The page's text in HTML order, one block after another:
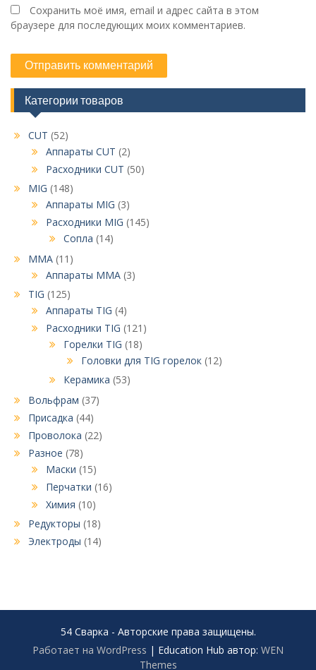
Сохранить моё имя, email и адрес сайта в этом
браузере для последующих моих комментариев.
Категории товаров
CUT (52)
Аппараты CUT (2)
Расходники CUT (50)
MIG (148)
Аппараты MIG (3)
Расходники MIG (145)
Сопла (14)
MMA (11)
Аппараты MMA (3)
TIG (125)
Аппараты TIG (4)
Расходники TIG (121)
Горелки TIG (18)
Головки для TIG горелок (12)
Керамика (53)
Вольфрам (37)
Присадка (44)
Проволока (22)
Разное (78)
Маски (15)
Перчатки (16)
Химия (10)
Редукторы (18)
Электроды (14)
54 Сварка - Авторские права защищены.
Работает на WordPress | Education Hub автор: WEN
Themes